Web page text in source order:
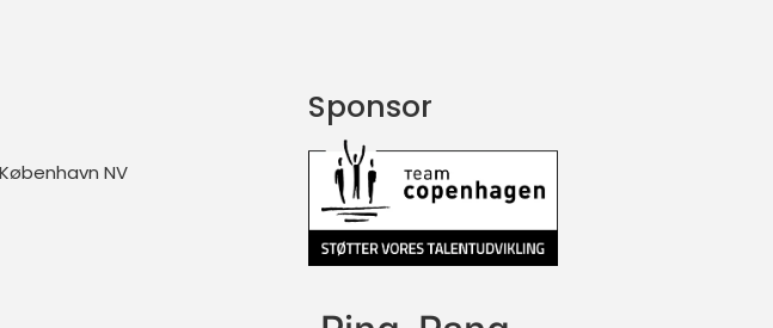
NV
Sponsor